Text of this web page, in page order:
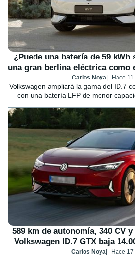
¿Puede una batería de 59
una gran berlina eléctrica como
Carlos Noya Hace
Volkswagen ampliará la gama del ID.7
con una batería LFP de menor
589 km de autonomía, 340 CV y
Volkswagen ID.7 GTX baja
Carlos Noya Hace